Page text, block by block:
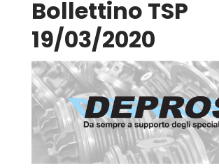
Bollettino TSP
19/03/2020